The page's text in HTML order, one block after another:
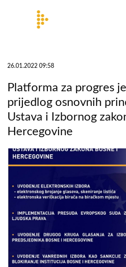
26.01.2022 09:58
Platforma za progres
prijedlog osnovnih
Ustava i Izbornog
Hercegovine